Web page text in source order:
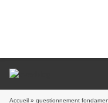
Accueil » questionnement